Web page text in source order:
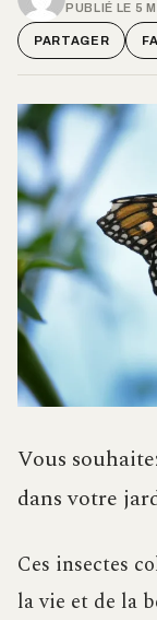
PUBLIÉ LE 5
PARTAGER
Vous
dans votre
Ces insectes
la vie et de la